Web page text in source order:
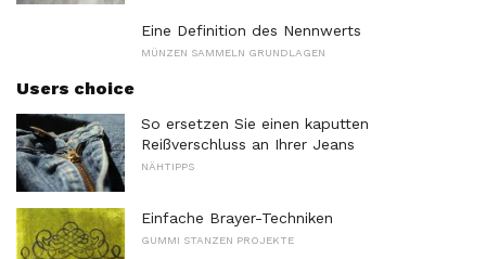
Eine Definition des Nennwerts
MÜNZEN SAMMELN GRUNDLAGEN
Users choice
So ersetzen Sie einen kaputten
Reißverschluss an Ihrer Jeans
NÄHTIPPS
Einfache Brayer-Techniken
GUMMI STANZEN PROJEKTE